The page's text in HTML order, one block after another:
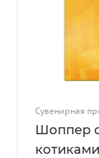
Сувенирная
Шоппер